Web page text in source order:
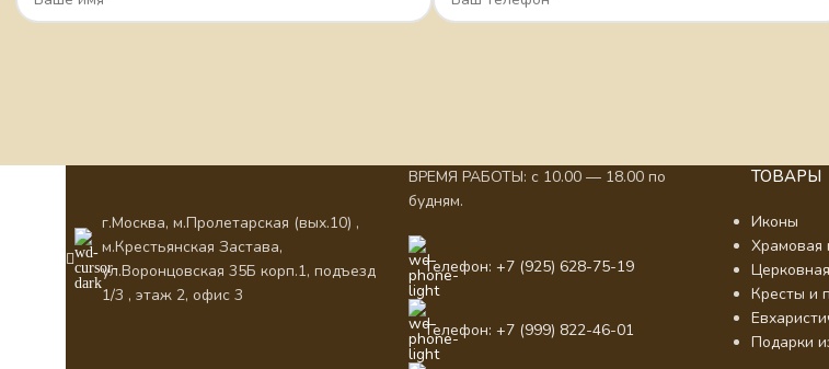
г.Москва, м.Пролетарская (вых.10) ,
м.Крестьянская Застава,
ул.Воронцовская 35Б корп.1, подъезд
1/3 , этаж 2, офис 3
ВРЕМЯ РАБОТЫ: с 10.00 — 18.00 по
будням.
Телефон: +7 (925) 628-75-19
Телефон: +7 (999) 822-46-01
ТОВАРЫ
Иконы
Храмовая
Кресты и
Подарки